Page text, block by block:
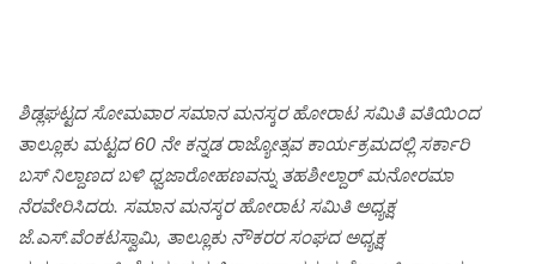
ಶಿಡ್ಲಘಟ್ಟದ ಸೋಮವಾರ ಸಮಾನ ಮನಸ್ಕರ ಹೋರಾಟ ಸಮಿತಿ ವತಿಯಿಂದ
ತಾಲ್ಲೂಕು ಮಟ್ಟದ 60 ನೇ ಕನ್ನಡ ರಾಜ್ಯೋತ್ಸವ ಕಾರ್ಯಕ್ರಮದಲ್ಲಿ ಸರ್ಕಾರಿ
ಬಸ್ ನಿಲ್ದಾಣದ ಬಳಿ ಧ್ವಜಾರೋಹಣವನ್ನು ತಹಶೀಲ್ದಾರ್ ಮನೋರಮಾ
ನೆರವೇರಿಸಿದರು. ಸಮಾನ ಮನಸ್ಕರ ಹೋರಾಟ ಸಮಿತಿ ಅಧ್ಯಕ್ಷ
ಜೆ.ಎಸ್.ವೆಂಕಟಸ್ವಾಮಿ, ತಾಲ್ಲೂಕು ನೌಕರರ ಸಂಘದ ಅಧ್ಯಕ್ಷ